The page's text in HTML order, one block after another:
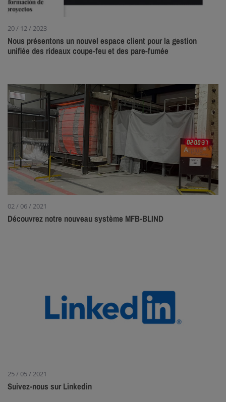
20 / 12 / 2023
Nous présentons un nouvel espace client pour la gestion
unifiée des rideaux coupe-feu et des pare-fumée
02 / 06 / 2021
Découvrez notre nouveau système MFB-BLIND
25 / 05 / 2021
Suivez-nous sur Linkedin